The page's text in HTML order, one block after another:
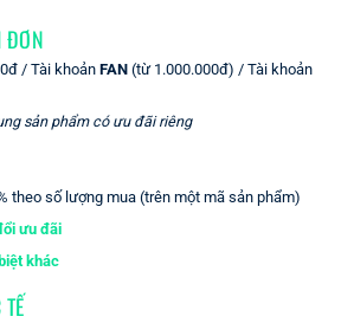
ĐƠN
/ Tài khoản FAN (từ 1.000.000đ) / Tài khoản
sản phẩm có ưu đãi riêng
theo số lượng mua (trên một mã sản phẩm)
ưu đãi
khác